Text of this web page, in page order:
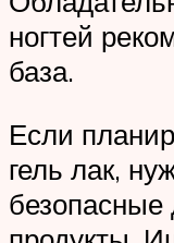
ногтей
база.
Если
гель лак,
безопасные